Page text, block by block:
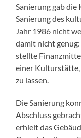
Sanierung gab die
Sanierung des
Jahr 1986 nicht
damit nicht
stellte
einer Kulturstätte,
zu lassen.
Die Sanierung
Abschluss
erhielt das